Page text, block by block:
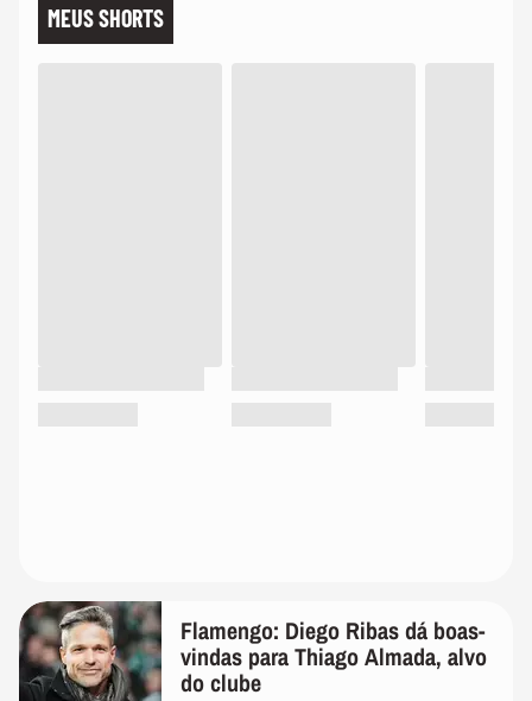
MEUS SHORTS
Flamengo: Diego Ribas dá boas-
vindas para Thiago Almada, alvo
do clube